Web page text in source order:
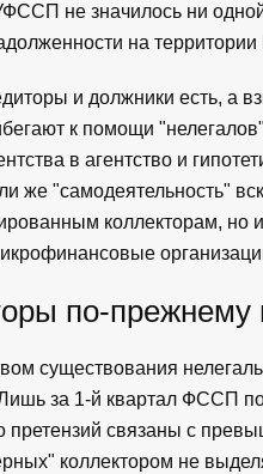
не значилось ни
на территории
и должники есть, а
к помощи
в агентство и
же "самодеятельность"
коллекторам,
по-прежнему
существования
за 1-й квартал ФССП
претензий связаны с
коллектором не